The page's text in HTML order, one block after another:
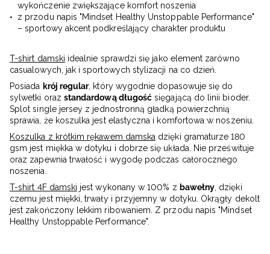
wykończenie zwiększające komfort noszenia
z przodu napis "Mindset Healthy Unstoppable Performance"
– sportowy akcent podkreślający charakter produktu
T-shirt damski idealnie sprawdzi się jako element zarówno
casualowych, jak i sportowych stylizacji na co dzień.
Posiada krój regular, który wygodnie dopasowuje się do
sylwetki oraz standardową długość sięgającą do linii bioder.
Splot single jersey z jednostronną gładką powierzchnią
sprawia, że koszulka jest elastyczna i komfortowa w noszeniu.
Koszulka z krótkim rękawem damska dzięki gramaturze 180
gsm jest miękka w dotyku i dobrze się układa. Nie prześwituje
oraz zapewnia trwałość i wygodę podczas całorocznego
noszenia.
T-shirt 4F damski jest wykonany w 100% z bawełny, dzięki
czemu jest miękki, trwały i przyjemny w dotyku. Okrągły dekolt
jest zakończony lekkim ribowaniem. Z przodu napis "Mindset
Healthy Unstoppable Performance".